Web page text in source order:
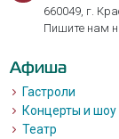
660049, г.
Пишите нам
Афиша
Гастроли
Концерты и шоу
Театр